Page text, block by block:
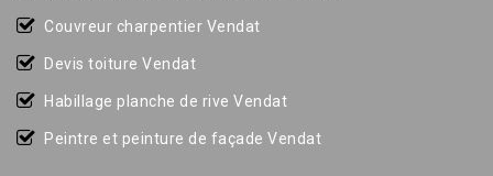
Couvreur charpentier Vendat
Devis toiture Vendat
Habillage planche de rive Vendat
Peintre et peinture de façade Vendat